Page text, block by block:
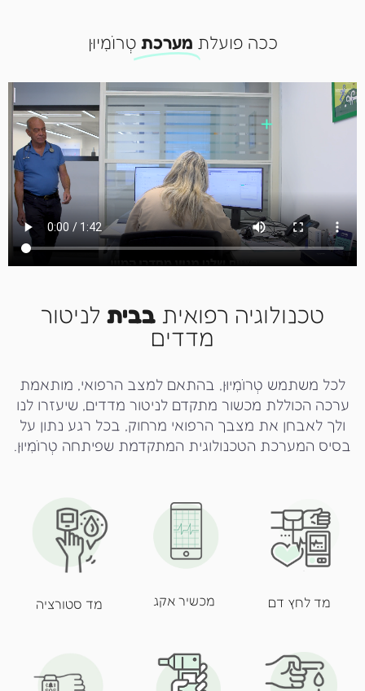
ככה פועלת מערכת טְרוֹמִיוּן
טכנולוגיה רפואית בבית לניטור
מדדים
לכל משתמש טְרוֹמִיוּן, בהתאם למצב הרפואי, מותאמת
ערכה הכוללת מכשור מתקדם לניטור מדדים, שיעזרו לנו
ולך לאבחן את מצבך הרפואי מרחוק, בכל רגע נתון על
בסיס המערכת הטכנולוגית המתקדמת שפיתחה טְרוֹמִיוּן.
מד לחץ דם מכשיר אקג מד סטורציה